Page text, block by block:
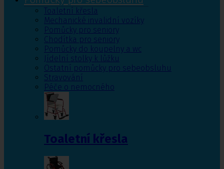
Toaletní křesla
Mechanické invalidní vozíky
Pomůcky pro seniory
Chodítka pro seniory
Pomůcky do koupelny a wc
Jídelní stolky k lůžku
Ostatní pomůcky pro sebeobsluhu
Stravování
Péče o nemocného
Toaletní křesla